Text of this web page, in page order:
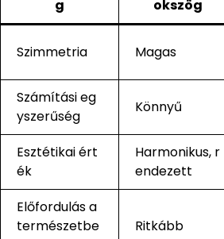
g
okszög
Szimmetria Magas
Számítási eg
yszerűség
Könnyű
Esztétikai ért
ék
Harmonikus, r
endezett
Előfordulás a
természetbe
Ritkább